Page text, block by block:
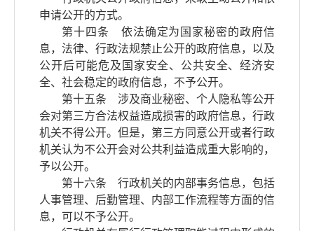
申请公开的方式。
第十四条 依法确定为国家秘密的政府信
息，法律、行政法规禁止公开的政府信息，以及
公开后可能危及国家安全、公共安全、经济安
全、社会稳定的政府信息，不予公开。
第十五条 涉及商业秘密、个人隐私等公开
会对第三方合法权益造成损害的政府信息，行政
机关不得公开。但是，第三方同意公开或者行政
机关认为不公开会对公共利益造成重大影响的，
予以公开。
第十六条 行政机关的内部事务信息，包括
人事管理、后勤管理、内部工作流程等方面的信
息，可以不予公开。